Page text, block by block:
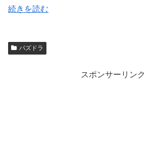
続きを読む
パズドラ
スポンサーリンク